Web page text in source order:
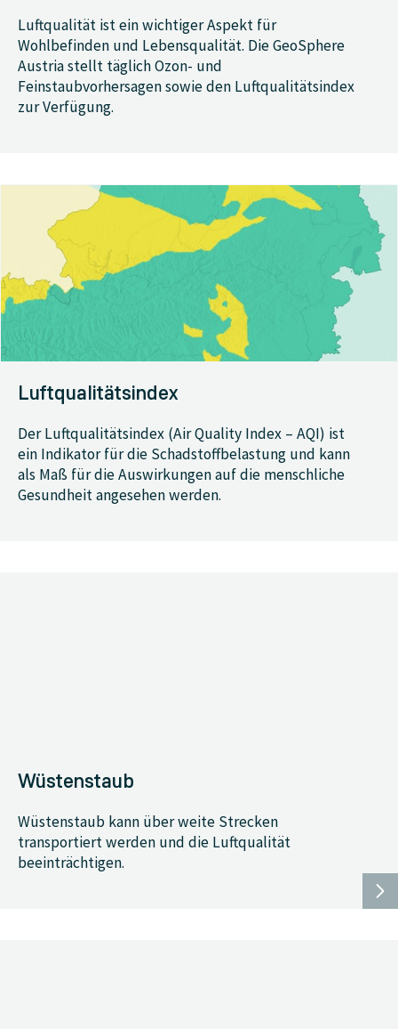
Luftqualität ist ein wichtiger Aspekt für
Wohlbefinden und Lebensqualität. Die GeoSphere
Austria stellt täglich Ozon- und
Feinstaubvorhersagen sowie den Luftqualitätsindex
zur Verfügung.
Luftqualitätsindex
Der Luftqualitätsindex (Air Quality Index – AQI) ist
ein Indikator für die Schadstoffbelastung und kann
als Maß für die Auswirkungen auf die menschliche
Gesundheit angesehen werden.
Wüstenstaub
Wüstenstaub kann über weite Strecken
transportiert werden und die Luftqualität
beeinträchtigen.